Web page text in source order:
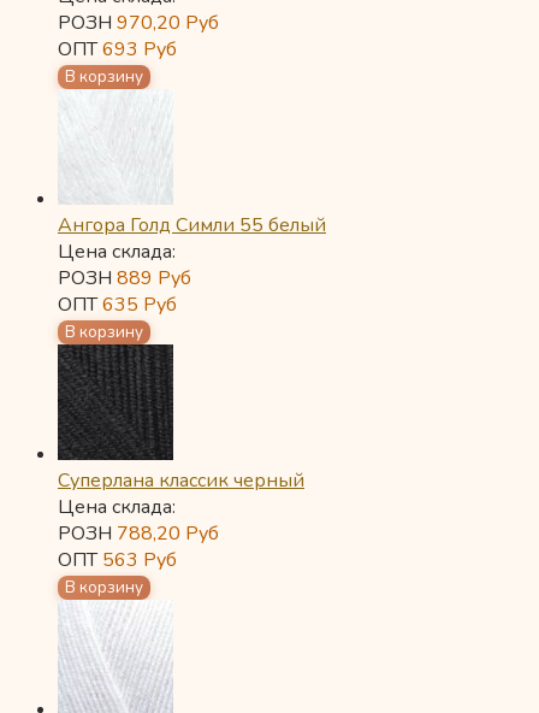
РОЗН 970,20 Руб
ОПТ693 Руб
Ангора Голд Симли 55 белый
Цена склада:
РОЗН 889 Руб
ОПТ635 Руб
Суперлана классик черный
Цена склада:
РОЗН 788,20 Руб
ОПТ563 Руб